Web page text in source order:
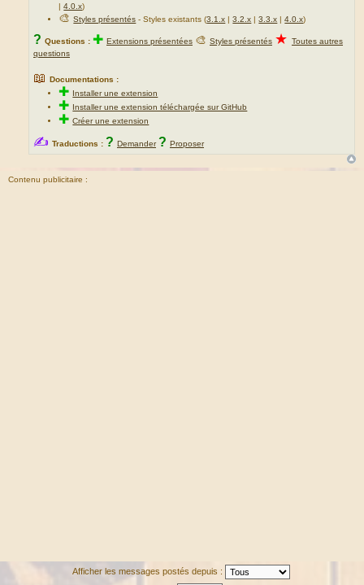
|4.0.x)
🎨Styles présentés - Styles existants (3.1.x |3.2.x |3.3.x |4.0.x)
? Questions : ✚ Extensions présentées 🎨 Styles présentés ★ Toutes autres
questions
📖 Documentations :
✚ Installer une extension
✚ Installer une extension téléchargée sur GitHub
✚Créer une extension
✍ Traductions : ? Demander ? Proposer
Contenu publicitaire :
Afficher les messages postés depuis :